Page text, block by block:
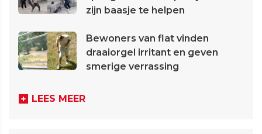
zijn baasje te helpen
Bewoners van flat vinden
draaiorgel irritant en geven
smerige verrassing
LEES MEER